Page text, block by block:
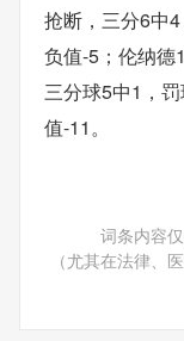
抢断，三分6中
负值-5；伦纳德
三分球5中1，
值-11。
词条内容
（尤其在法律、